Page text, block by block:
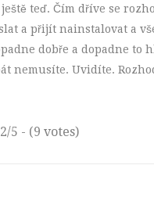
teď. Čím dříve se
a přijít nainstalovat a
dobře a dopadne to
nemusíte. Uvidíte.
5 - (9 votes)